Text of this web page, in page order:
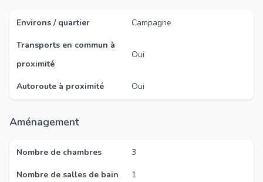
Environs / quartier
Campagne
Transports en commun à
proximité
Oui
Autoroute à proximité Oui
Aménagement
Nombre de chambres
3
Nombre de salles de bain
1